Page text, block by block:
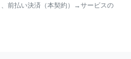
前払い決済（本契約）→サービスの